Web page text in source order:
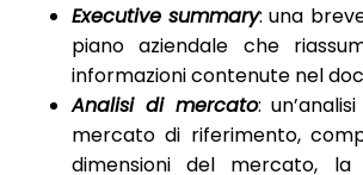
Executive summary: una
piano aziendale che
informazioni contenute nel
Analisi di mercato:
mercato di riferimento,
dimensioni del mercato, la